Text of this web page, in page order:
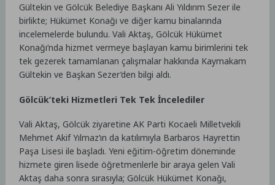
Gültekin ve Gölcük Belediye Başkanı Ali Yıldırım Sezer ile
birlikte; Hükümet Konağı ve diğer kamu binalarında
incelemelerde bulundu. Vali Aktaş, Gölcük Hükümet
Konağı’nda hizmet vermeye başlayan kamu birimlerini tek
tek gezerek tamamlanan çalışmalar hakkında Kaymakam
Gültekin ve Başkan Sezer’den bilgi aldı.
Gölcük’teki Hizmetleri Tek Tek İncelediler
Vali Aktaş, Gölcük ziyaretine AK Parti Kocaeli Milletvekili
Mehmet Akif Yılmaz’ın da katılımıyla Barbaros Hayrettin
Paşa Lisesi ile başladı. Yeni eğitim-öğretim döneminde
hizmete giren lisede öğretmenlerle bir araya gelen Vali
Aktaş daha sonra sırasıyla; Gölcük Hükümet Konağı,